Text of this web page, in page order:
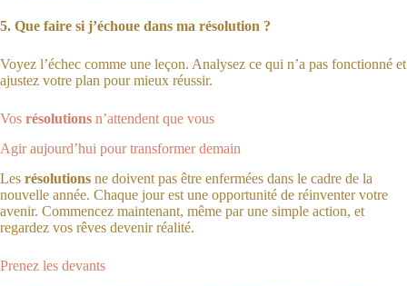
5. Que faire si j’échoue dans ma résolution ?
Voyez l’échec comme une leçon. Analysez ce qui n’a pas fonctionné et
ajustez votre plan pour mieux réussir.
Vos résolutions n’attendent que vous
Agir aujourd’hui pour transformer demain
Les résolutions ne doivent pas être enfermées dans le cadre de la
nouvelle année. Chaque jour est une opportunité de réinventer votre
avenir. Commencez maintenant, même par une simple action, et
regardez vos rêves devenir réalité.
Prenez les devants